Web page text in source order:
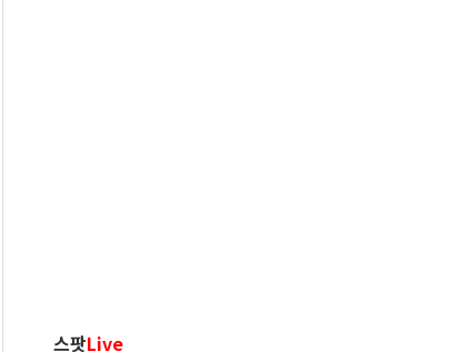
스팟Live